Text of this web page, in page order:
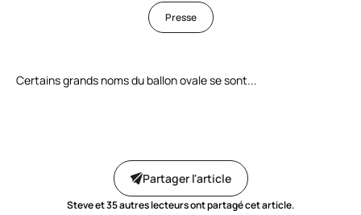
Presse
Certains grands noms du ballon ovale se sont...
Partager l'article
Steve et35autres lecteurs ont partagé cet article.